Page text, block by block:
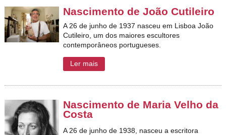
Nascimento de João Cutileiro
A 26 de junho de 1937 nasceu em Lisboa João
Cutileiro, um dos maiores escultores
contemporâneos portugueses.
Ler mais
Nascimento de Maria Velho da
Costa
A 26 de junho de 1938, nasceu a escritora